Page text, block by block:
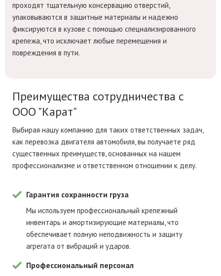
проходят тщательную консервацию отверстий,
упаковываются в защитные материалы и надежно
фиксируются в кузове с помощью специализированного
крепежа, что исключает любые перемещения и
повреждения в пути.
Преимущества сотрудничества с
ООО "Карат"
Выбирая нашу компанию для таких ответственных задач,
как перевозка двигателя автомобиля, вы получаете ряд
существенных преимуществ, основанных на нашем
профессионализме и ответственном отношении к делу.
Гарантия сохранности груза
Мы используем профессиональный крепежный
инвентарь и амортизирующие материалы, что
обеспечивает полную неподвижность и защиту
агрегата от вибраций и ударов.
Профессиональный персонал